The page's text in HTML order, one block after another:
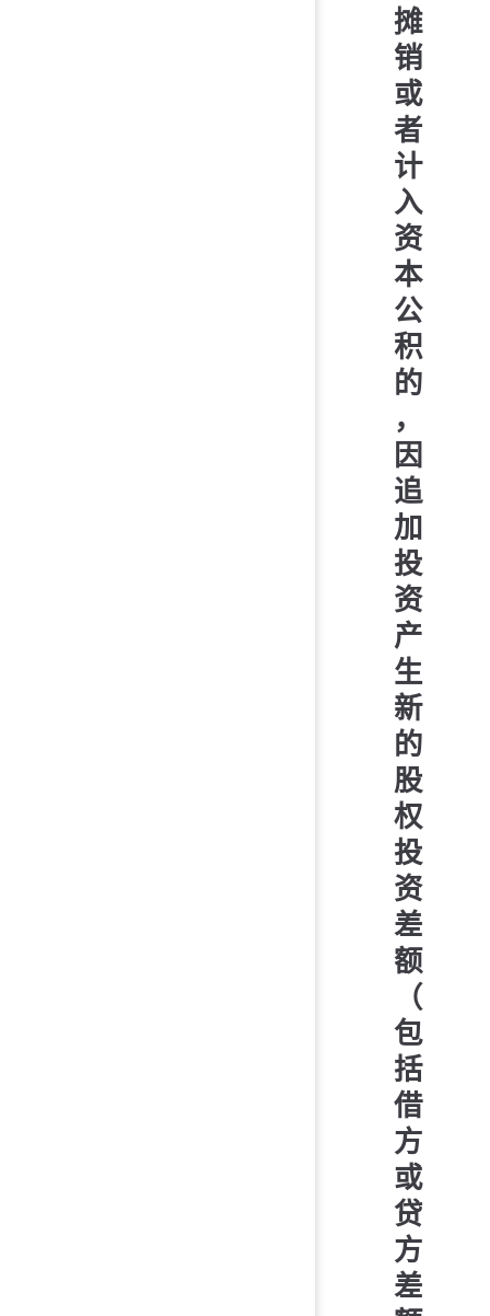
摊
销
或
者
计
入
资
本
公
积
的
，
因
追
加
投
资
产
生
新
的
股
权
投
资
差
额
（
包
括
借
方
或
贷
方
差